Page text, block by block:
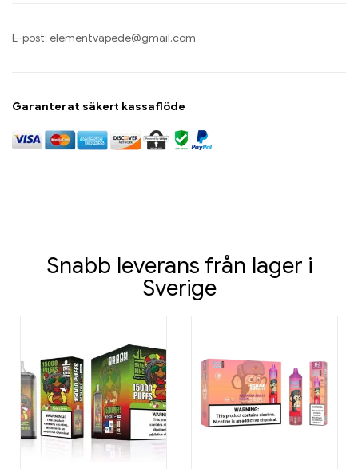
E-post: elementvapede@gmail.com
Garanterat säkert kassaflöde
Snabb leverans från lager i
Sverige